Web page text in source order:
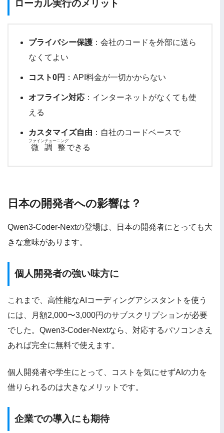
ローカル実行のメリット
プライバシー保護 ：会社のコードを外部に送ら
なくてよい
コスト0円 ：API料金が一切かからない
オフライン対応 ：インターネットがなくても使
える
カスタマイズ自由 ：自社のコードベースで
微調整
ファインチューニング
できる
日本の開発者への影響は？
Qwen3-Coder-Nextの登場は、日本の開発者にとっても大
きな意味があります。
個人開発者の強い味方に
これまで、高性能なAIコーディングアシスタントを使う
には、月額2,000〜3,000円のサブスクリプションが必要
でした。Qwen3-Coder-Nextなら、対応するパソコンさえ
あれば完全に無料で使えます。
個人開発者や学生にとって、コストを気にせずAIの力を
借りられるのは大きなメリットです。
企業での導入にも期待